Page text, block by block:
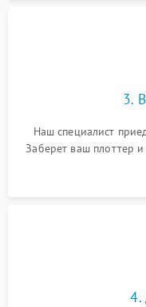
3.
Наш специалист
Заберет ваш плоттер
4.